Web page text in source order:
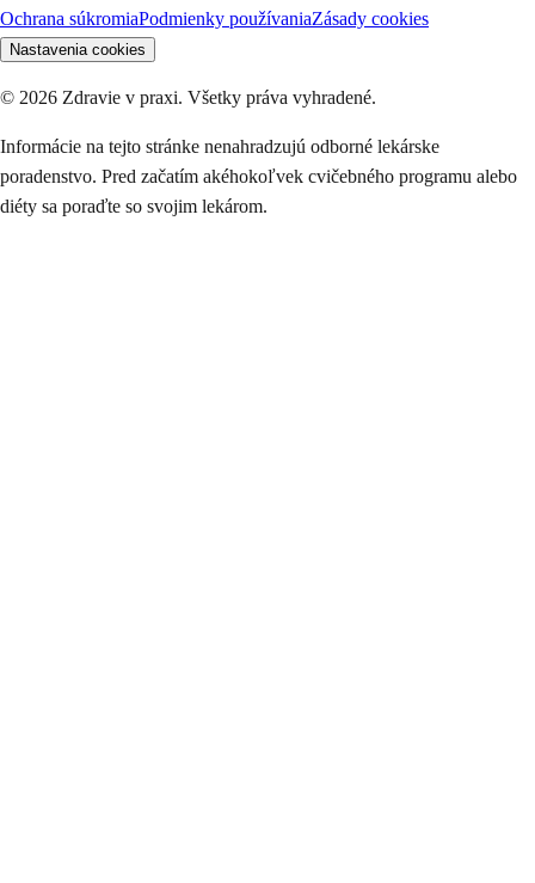
Ochrana súkromiaPodmienky používaniaZásady cookies
Nastavenia cookies
© 2026 Zdravie v praxi. Všetky práva vyhradené.
Informácie na tejto stránke nenahradzujú odborné lekárske
poradenstvo. Pred začatím akéhokoľvek cvičebného programu alebo
diéty sa poraďte so svojim lekárom.